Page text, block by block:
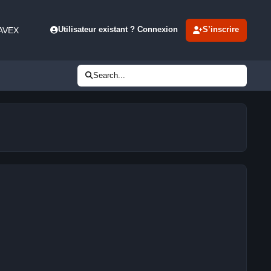
Utilisateur existant ? Connexion S’inscrire
Search...